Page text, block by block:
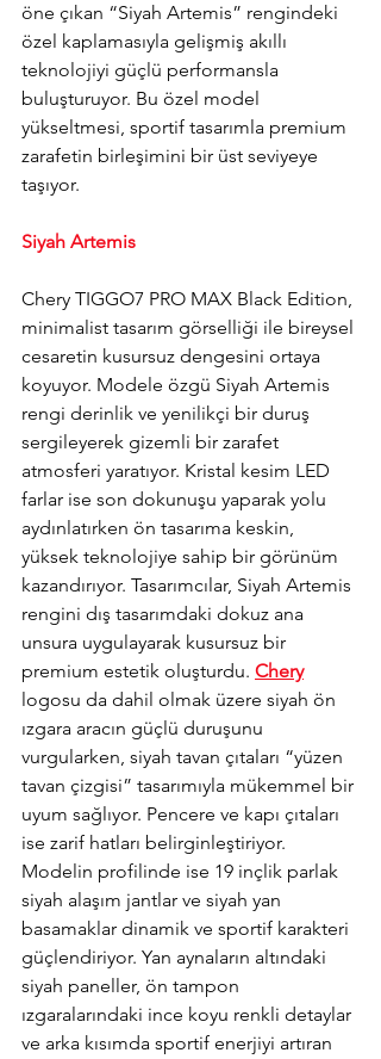
öne çıkan “Siyah Artemis” rengindeki
özel kaplamasıyla gelişmiş akıllı
teknolojiyi güçlü performansla
buluşturuyor. Bu özel model
yükseltmesi, sportif tasarımla premium
zarafetin birleşimini bir üst seviyeye
taşıyor.
Siyah Artemis
Chery TIGGO7 PRO MAX Black Edition,
minimalist tasarım görselliği ile bireysel
cesaretin kusursuz dengesini ortaya
koyuyor. Modele özgü Siyah Artemis
rengi derinlik ve yenilikçi bir duruş
sergileyerek gizemli bir zarafet
atmosferi yaratıyor. Kristal kesim LED
farlar ise son dokunuşu yaparak yolu
aydınlatırken ön tasarıma keskin,
yüksek teknolojiye sahip bir görünüm
kazandırıyor. Tasarımcılar, Siyah Artemis
rengini dış tasarımdaki dokuz ana
unsura uygulayarak kusursuz bir
premium estetik oluşturdu. Chery
logosu da dahil olmak üzere siyah ön
ızgara aracın güçlü duruşunu
vurgularken, siyah tavan çıtaları “yüzen
tavan çizgisi” tasarımıyla mükemmel bir
uyum sağlıyor. Pencere ve kapı çıtaları
ise zarif hatları belirginleştiriyor.
Modelin profilinde ise 19 inçlik parlak
siyah alaşım jantlar ve siyah yan
basamaklar dinamik ve sportif karakteri
güçlendiriyor. Yan aynaların altındaki
siyah paneller, ön tampon
ızgaralarındaki ince koyu renkli detaylar
ve arka kısımda sportif enerjiyi artıran